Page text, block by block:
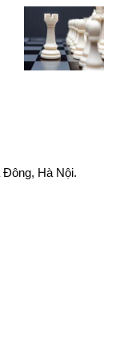
Hà Nội.